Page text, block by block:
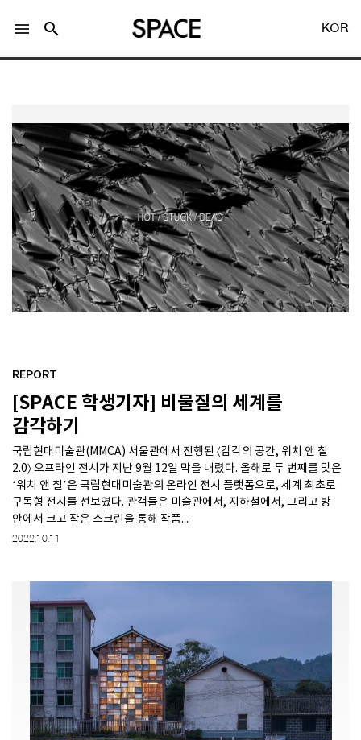
LOGIN 회원가입
Facebook 로그인
Twitter 로그인
SPACE 소개
공지사항
기사문의
광고문의
Contact
menu search KOR
REPORT
[SPACE 학생기자] 비물질의 세계를
감각하기
국립현대미술관(MMCA) 서울관에서 진행된 〈감각의 공간, 워치 앤 칠
2.0〉 오프라인 전시가 지난 9월 12일 막을 내렸다. 올해로 두 번째를 맞은
‘워치 앤 칠’은 국립현대미술관의 온라인 전시 플랫폼으로, 세계 최초로
구독형 전시를 선보였다. 관객들은 미술관에서, 지하철에서, 그리고 방
안에서 크고 작은 스크린을 통해 작품...
2022.10.11